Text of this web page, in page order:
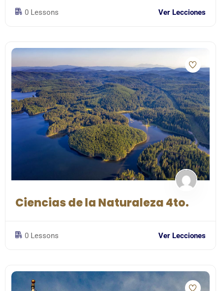
0 Lessons Ver Lecciones
Ciencias de la Naturaleza 4to.
0 Lessons Ver Lecciones